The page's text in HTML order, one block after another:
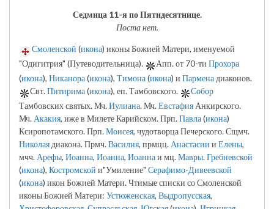
Седмица 11-я по Пятидесятнице.
Поста нет.
Смоленской (икона) иконы Божией Матери, именуемой
"Одигитрия" (Путеводительница).
Апп. от 70-ти Прохора
(икона), Никанора(икона), Тимона(икона) и Пармена диаконов.
Свт.Питирима(икона), еп. Тамбовского.
Собор
Тамбовских святых. Мч.Иулиана. Мч.Евстафия Анкирского.
Мч. Акакия, иже в Милете Карийском. Прп.Павла(икона)
Ксиропотамского. Прп.Моисея, чудотворца Печерского. Сщмч.
Николая диакона. Прмч.Василия, прмцц. Анастасии и Елены,
мчч. Арефы, Иоанна, Иоанна, Иоаннаи мц.Мавры.Гребневской
(икона), Костромской и"Умиление" Серафимо-Дивеевской
(икона) икон Божией Матери. Чтимые списки со Смоленской
иконы Божией Матери: Устюженская, Выдропусская,